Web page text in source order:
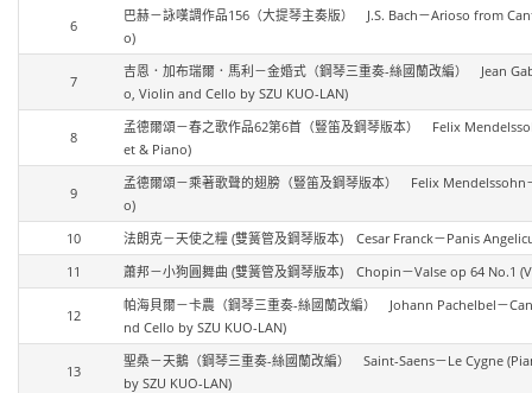
6
巴赫－詠嘆調作品156（大提琴主奏版） J.S. Bach－Arioso from
o)
7
吉恩．加布瑞爾．馬利－金婚式（鋼琴三重奏-絲國蘭改編） Jean
o, Violin and Cello by SZU KUO-LAN)
8
孟德爾頌－春之歌作品62第6首（豎笛及鋼琴版本） Felix
et & Piano)
9
孟德爾頌－乘著歌聲的翅膀（豎笛及鋼琴版本） Felix
o)
10
法朗克－天使之糧 (雙簧管及鋼琴版本) Cesar Franck－Panis
11
蕭邦－小狗圓舞曲 (雙簧管及鋼琴版本) Chopin－Valse op 64 No.1
12
帕海貝爾－卡農（鋼琴三重奏-絲國蘭改編） Johann Pachelbel－
nd Cello by SZU KUO-LAN)
13
聖桑－天鵝（鋼琴三重奏-絲國蘭改編） Saint-Saens－Le Cygne
by SZU KUO-LAN)